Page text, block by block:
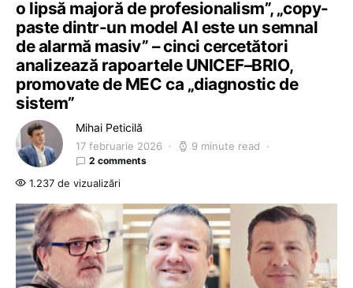
o lipsă majoră de profesionalism”, „copy-
paste dintr-un model AI este un semnal
de alarmă masiv” – cinci cercetători
analizează rapoartele UNICEF–BRIO,
promovate de MEC ca „diagnostic de
sistem”
Mihai Peticilă
17 februarie 2026 9 minute read
2 comments
1.237 de vizualizări